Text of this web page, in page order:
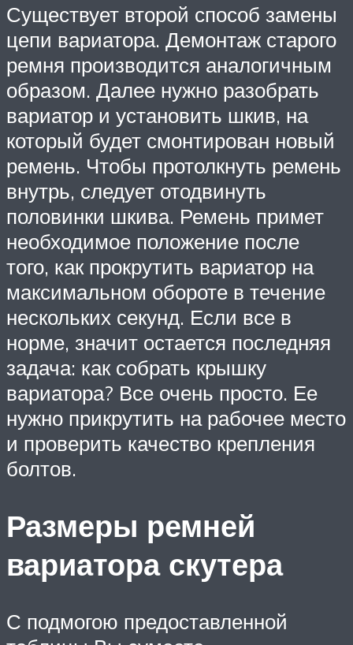
Существует второй способ замены
цепи вариатора. Демонтаж старого
ремня производится аналогичным
образом. Далее нужно разобрать
вариатор и установить шкив, на
который будет смонтирован новый
ремень. Чтобы протолкнуть ремень
внутрь, следует отодвинуть
половинки шкива. Ремень примет
необходимое положение после
того, как прокрутить вариатор на
максимальном обороте в течение
нескольких секунд. Если все в
норме, значит остается последняя
задача: как собрать крышку
вариатора? Все очень просто. Ее
нужно прикрутить на рабочее место
и проверить качество крепления
болтов.
Размеры ремней
вариатора скутера
С подмогою предоставленной